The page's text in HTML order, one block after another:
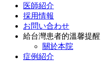
医師紹介
採用情報
お問い合わせ
給台灣患者的溫馨提醒
關於本院
症例紹介